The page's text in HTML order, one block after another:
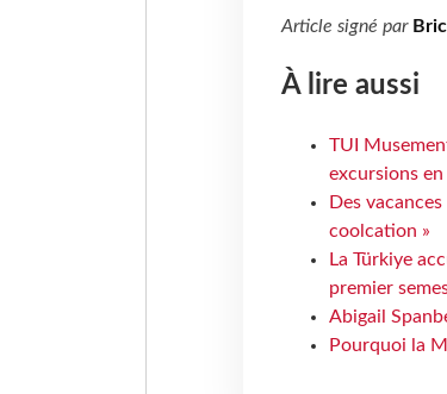
Article signé par
À lire aussi
TUI
excursions en
Des
coolcation »
La Türkiye
premier
Abigail
Pourquoi la